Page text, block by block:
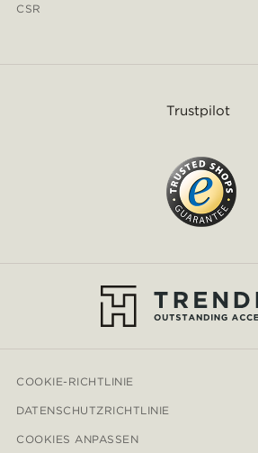
CSR
Trustpilot
COOKIE-RICHTLINIE
DATENSCHUTZRICHTLINIE
COOKIES ANPASSEN